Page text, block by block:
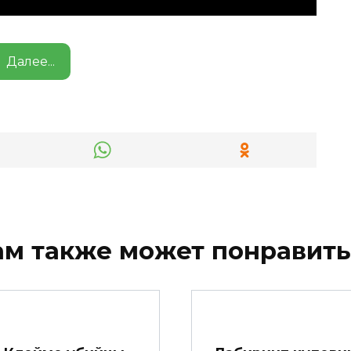
Далее...
также может